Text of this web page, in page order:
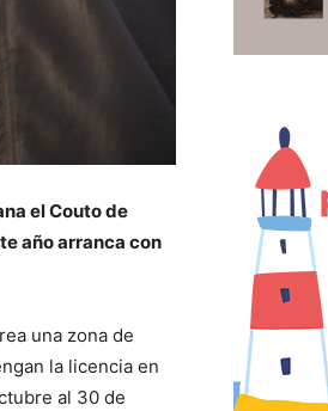
el Couto de
año arranca con
una zona de
la licencia en
al 30 de